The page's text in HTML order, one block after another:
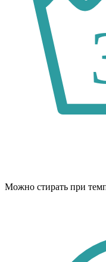
Можно стирать при